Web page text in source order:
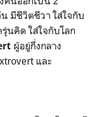
มีชีวิตชีวา ใส่ใจกับ
นคิด ใส่ใจกับโลก
ผู้อยู่กึ่งกลาง
และ